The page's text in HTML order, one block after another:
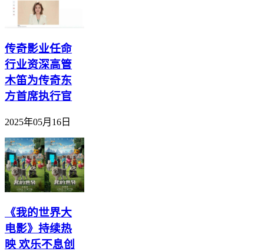
传奇影业任命
行业资深高管
木笛为传奇东
方首席执行官
2025年05月16日
《我的世界大
电影》持续热
映 欢乐不息创